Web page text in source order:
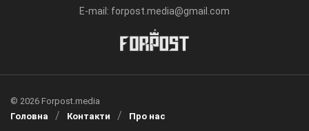
E-mail: forpost.media@gmail.com
© 2026 Forpost.media
Головна
Контакти Про нас